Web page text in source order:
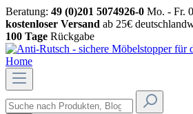
Beratung: 49 (0)201 5074926-0 Mo. - Fr.
kostenloser Versand ab 25€
100 Tage Rückgabe